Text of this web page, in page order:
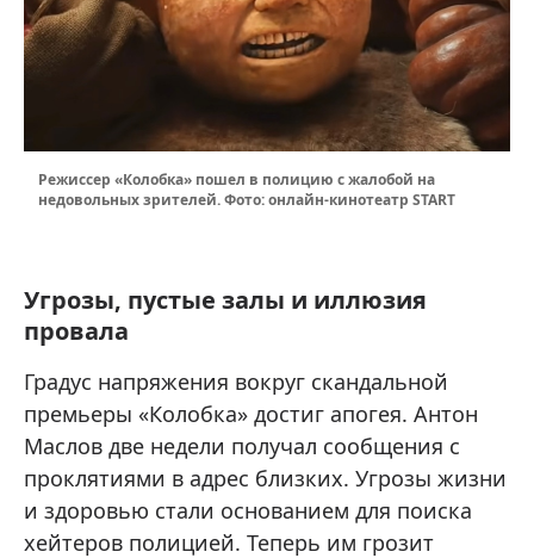
Режиссер «Колобка» пошел в полицию с жалобой на
недовольных зрителей. Фото: онлайн-кинотеатр START
Угрозы, пустые залы и иллюзия
провала
Градус напряжения вокруг скандальной
премьеры «Колобка» достиг апогея. Антон
Маслов две недели получал сообщения с
проклятиями в адрес близких. Угрозы жизни
и здоровью стали основанием для поиска
хейтеров полицией. Теперь им грозит